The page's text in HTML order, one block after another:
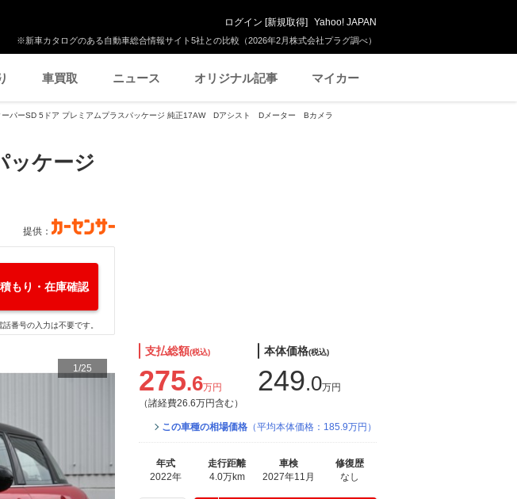
※新車カタログのある自動車総合情報サイト5社との比較（2026年2月株式会社プラグ調べ）
ログイン [新規取得] Yahoo! JAPAN
車買取 ニュース オリジナル記事 マイカー
ーパーSD 5ドア プレミアムプラスパッケージ 純正17AW Dアシスト Dメーター Bカメラ
ッケージ
提供：
積もり・在庫確認
番号の入力は不要です。
1/25
支払総額(税込)
275.6万円
（諸経費26.6万円含む）
本体価格(税込)
249.0万円
この車種の相場価格 （平均本体価格：185.9万円）
年式
2022年
走行距離
4.0万km
車検
2027年11月
修復歴
なし